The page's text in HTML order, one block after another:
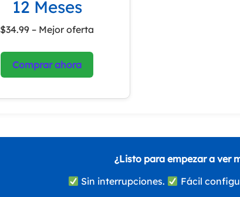
12 Meses
$34.99 – Mejor oferta
Comprar ahora
¿Listo para empezar a ver
Sin interrupciones.
Fácil